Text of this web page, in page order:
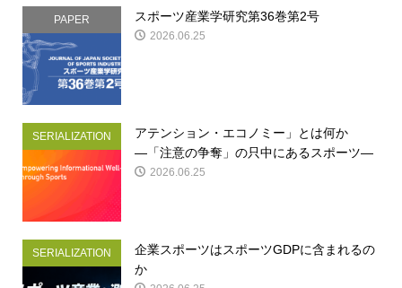
PAPER スポーツ産業学研究第36巻第2号
2026.06.25
SERIALIZATION
アテンション・エコノミー」とは何か
―「注意の争奪」の只中にあるスポーツ―
2026.06.25
SERIALIZATION
企業スポーツはスポーツGDPに含まれるの
か